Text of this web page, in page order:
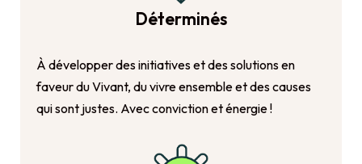
Déterminés
À développer des initiatives et des solutions en
faveur du Vivant, du vivre ensemble et des causes
qui sont justes. Avec conviction et énergie !